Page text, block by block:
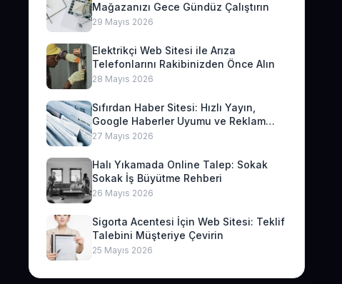
Mağazanızı Gece Gündüz Çalıştırın
29 Mayıs 2026
Elektrikçi Web Sitesi ile Arıza
Telefonlarını Rakibinizden Önce Alın
28 Mayıs 2026
Sıfırdan Haber Sitesi: Hızlı Yayın,
Google Haberler Uyumu ve Reklam
Geliri
27 Mayıs 2026
Halı Yıkamada Online Talep: Sokak
Sokak İş Büyütme Rehberi
26 Mayıs 2026
Sigorta Acentesi İçin Web Sitesi: Teklif
Talebini Müşteriye Çevirin
25 Mayıs 2026